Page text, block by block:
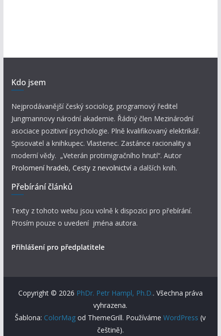
Kdo jsem
Nejprodávanější český sociolog, programový ředitel
Jungmannovy národní akademie. Řádný člen Mezinárodní
asociace pozitivní psychologie. Plně kvalifikovaný elektrikář.
Spisovatel a knihkupec. Vlastenec. Zastánce racionality a
moderní vědy. „Veterán protimigračního hnutí“. Autor
Prolomení hradeb, Cesty z nevolnictví a dalších knih.
Přebírání článků
Texty z tohoto webu jsou volně k dispozici pro přebírání.
Prosím pouze o uvedení jména autora.
Přihlášení pro předplatitele
Copyright © 2026 PhDr. Petr Hampl, Ph.D.. Všechna práva
vyhrazena.
Šablona: ColorMag od ThemeGrill. PoužívámeWordPress (v
češtině).